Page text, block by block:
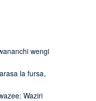
wengi
la fursa,
Waziri